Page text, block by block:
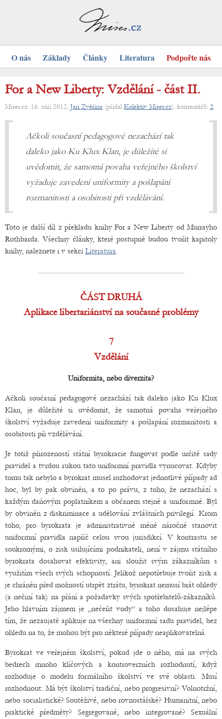
O nás Základy Články Literatura Podpořte nás
For a New Liberty: Vzdělání - část II.
Mises.cz: 16. září 2012, Jan Zvěřina (přidal Kolektiv Mises.cz), komentářů: 2
Ačkoli současní pedagogové nezachází tak
daleko jako Ku Klux Klan, je důležité si
uvědomit, že samotná povaha veřejného školství
vyžaduje zavedení uniformity a pošlapání
rozmanitosti a osobitosti při vzdělávání.
Toto je další díl z překladu knihy For a New Liberty od Murrayho
Rothbarda. Všechny články, které postupně budou tvořit kapitoly
knihy, naleznete i v sekci Literatura.
ČÁST DRUHÁ
Aplikace libertariánství na současné problémy
7
Vzdělání
Uniformita, nebo diverzita?
Ačkoli současní pedagogové nezachází tak daleko jako Ku Klux
Klan, je důležité si uvědomit, že samotná povaha veřejného
školství vyžaduje zavedení uniformity a pošlapání rozmanitosti a
osobitosti při vzdělávání.
Je totiž přirozeností státní byrokracie fungovat podle určité sady
pravidel a tvrdou rukou tato uniformní pravidla vynucovat. Kdyby
tomu tak nebylo a byrokrat musel rozhodovat jednotlivé případy ad
hoc, byl by pak obviněn, a to po právu, z toho, že nezachází s
každým daňovým poplatníkem a občanem stejně a uniformně. Byl
by obviněn z diskriminace a udělování zvláštních privilegií. Krom
toho, pro byrokrata je administrativně méně náročné stanovit
uniformní pravidla napříč celou svou jurisdikcí. V kontrastu se
soukromými, o zisk usilujícími podnikateli, není v zájmu státního
byrokrata dosahovat efektivity, ani sloužit svým zákazníkům s
využitím všech svých schopností. Jelikož nepotřebuje tvořit zisk a
je chráněn před možností utrpět ztrátu, byrokrat nemusí brát ohledy
(a nečiní tak) na přání a požadavky svých spotřebitelů-zákazníků.
Jeho hlavním zájmem je „nečeřit vody“ a toho dosahuje nejlépe
tím, že nezaujatě aplikuje na všechny uniformní sadu pravidel, bez
ohledu na to, že mohou být pro některé případy neaplikovatelná.
Byrokrat ve veřejném školství, pokud jde o něho, má na svých
bedrech mnoho klíčových a kontroverzních rozhodnutí, když
rozhoduje o modelu formálního školství ve své oblasti. Musí
rozhodnout: Má být školství tradiční, nebo progresivní? Volnotržní,
nebo socialistické? Soutěživé, nebo rovnostářské? Humanitní, nebo
praktické předměty? Segregované, nebo integrované? Sexuální